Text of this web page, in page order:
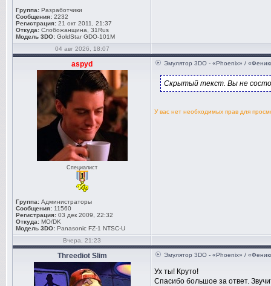
Группа: Разработчики
Сообщения: 2232
Регистрация: 21 окт 2011, 21:37
Откуда: Слобожанщина, 31Rus
Модель 3DO: GoldStar GDO-101M
04 авг 2026, 18:07
aspyd
Специалист
Группа: Администраторы
Сообщения: 11560
Регистрация: 03 дек 2009, 22:32
Откуда: MO/DK
Модель 3DO: Panasonic FZ-1 NTSC-U
Эмулятор 3DO - «Phoenix» /
Скрытый текст. Вы не
У вас нет необходимых прав для
Вчера, 21:23
Threediot Slim Эмулятор 3DO - «Phoenix» /
Ух ты! Круто!
Спасибо большое за ответ.